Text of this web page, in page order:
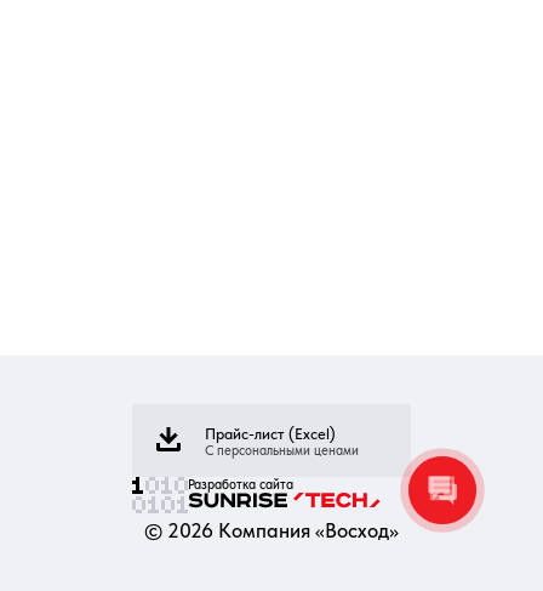
Прайс-лист (Excel)
С персональными ценами
Разработка сайта
© 2026 Компания «Восход»